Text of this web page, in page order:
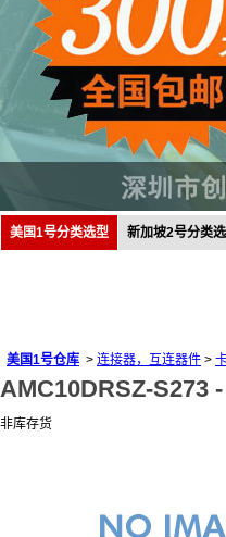
美国1号分类选型 新加坡2号分类
美国1号仓库 > 连接器，互连器件 >
AMC10DRSZ-S273 -
非库存货